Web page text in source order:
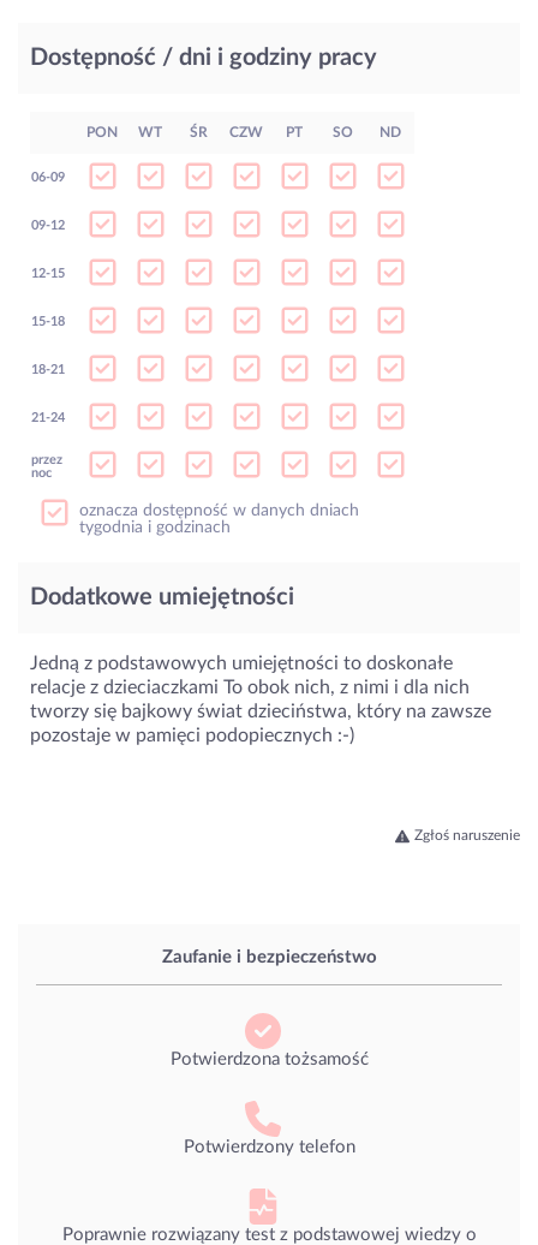
Zaufanie i bezpieczeństwo
Potwierdzona tożsamość
Potwierdzony telefon
Poprawnie rozwiązany test z podstawowej wiedzy o
Dostępność / dni i godziny pracy
PON WT ŚR CZW PT SO ND
06-09
09-12
12-15
15-18
18-21
21-24
przez
noc
oznacza dostępność w danych dniach
tygodnia i godzinach
Dodatkowe umiejętności
Jedną z podstawowych umiejętności to doskonałe
relacje z dzieciaczkami To obok nich, z nimi i dla nich
tworzy się bajkowy świat dzieciństwa, który na zawsze
pozostaje w pamięci podopiecznych :-)
Zgłoś naruszenie